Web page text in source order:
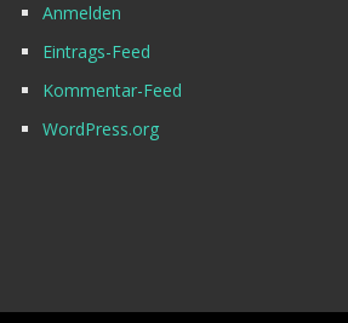
Anmelden
Eintrags-Feed
Kommentar-Feed
WordPress.org